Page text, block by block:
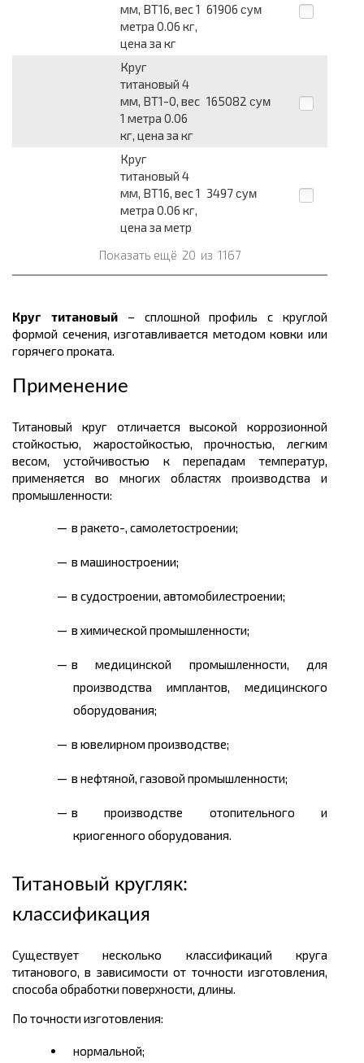
мм, ВТ16, вес 1
метра 0.06 кг,
цена за кг
61906 сум
Круг
титановый 4
мм, ВТ1-0, вес
1 метра 0.06
кг, цена за кг
165082 сум
Круг
титановый 4
мм, ВТ16, вес 1
метра 0.06 кг,
цена за метр
3497 сум
Показать ещё 20 из 1167
Круг титановый– сплошной профиль с круглой
формой сечения, изготавливается методом ковки или
горячего проката.
Применение
Титановый круг отличается высокой коррозионной
стойкостью, жаростойкостью, прочностью, легким
весом, устойчивостью к перепадам температур,
применяется во многих областях производства и
промышленности:
в ракето-, самолетостроении;
в машиностроении;
в судостроении, автомобилестроении;
в химической промышленности;
в медицинской промышленности, для
производства имплантов, медицинского
оборудования;
в ювелирном производстве;
в нефтяной, газовой промышленности;
в производстве отопительного и
криогенного оборудования.
Титановый кругляк:
классификация
Существует несколько классификаций круга
титанового, в зависимости от точности изготовления,
способа обработки поверхности, длины.
По точности изготовления:
нормальной;